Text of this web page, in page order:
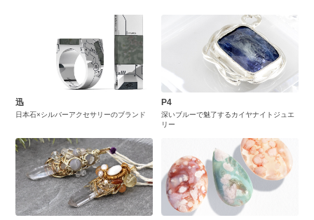
迅
日本石×シルバーアクセサリーのブランド
P4
深いブルーで魅了するカイヤナイトジュエ
リー